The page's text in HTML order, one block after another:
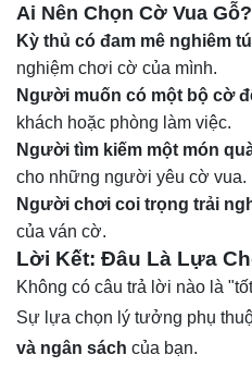
Ai Nên Chọn Cờ Vua Gỗ?
Kỳ thủ có đam mê nghiêm
nghiệm chơi cờ của mình.
Người muốn có một bộ cờ
khách hoặc phòng làm việc.
Người tìm kiếm một món
cho những người yêu cờ vua.
Người chơi coi trọng trải
của ván cờ.
Lời Kết: Đâu Là Lựa
Không có câu trả lời nào là
Sự lựa chọn lý tưởng phụ
và ngân sách của bạn.